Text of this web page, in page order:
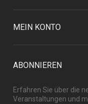
MEIN KONTO
ABONNIEREN
Erfahren Sie über die
Veranstaltungen und